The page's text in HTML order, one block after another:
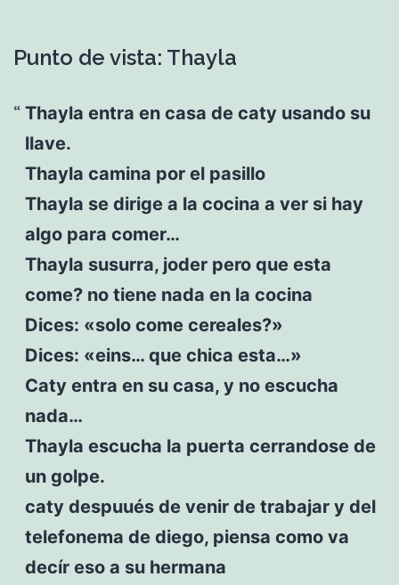
Punto de vista: Thayla
Thayla entra en casa de caty usando su
llave.
Thayla camina por el pasillo
Thayla se dirige a la cocina a ver si hay
algo para comer…
Thayla susurra, joder pero que esta
come? no tiene nada en la cocina
Dices: «solo come cereales?»
Dices: «eins… que chica esta…»
Caty entra en su casa, y no escucha
nada…
Thayla escucha la puerta cerrandose de
un golpe.
caty despuués de venir de trabajar y del
telefonema de diego, piensa como va
decír eso a su hermana